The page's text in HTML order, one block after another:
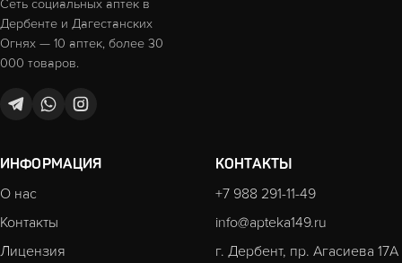
Сеть социальных аптек в
Дербенте и Дагестанских
Огнях — 10 аптек, более 30
000 товаров.
ИНФОРМАЦИЯ
О нас
Контакты
Лицензия
КОНТАКТЫ
+7 988 291-11-49
info@apteka149.ru
г. Дербент, пр. Агасиева 17А